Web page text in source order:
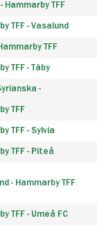
Hammarby TFF
TFF - Vasalund
TFF
TFF - Täby
-
TFF
TFF - Sylvia
TFF - Piteå
- Hammarby TFF
TFF - Umeå FC